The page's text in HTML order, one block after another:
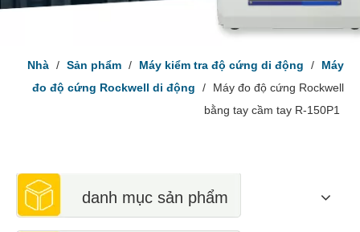
Nhà / Sản phẩm / Máy kiểm tra độ cứng di động /
Máy
đo độ cứng Rockwell di động
/
Máy đo độ cứng Rockwell
bằng tay cầm tay R-150P1
danh mục sản phẩm